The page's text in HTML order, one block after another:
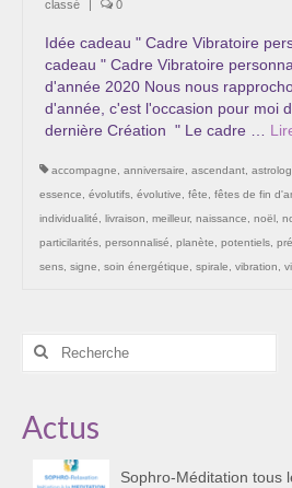
Nadine-Sarah Penna
Qui suis je ?
Mon cursus d’évolution
Témoignages
Calendrier
Sophro-Méditation tous les
Cursus « Le chemin par la
Prendre contact
Bertrand Thomas,
classé
| 0
Idée cadeau " Cadre Vibratoire
cadeau " Cadre Vibratoire
d'année 2020 Nous nous
d'année, c'est l'occasion pour moi
dernière Création " Le cadre …
accompagne anniversaire ascendant
essence
évolutifs évolutive fête fêtes de fin
individualité
livraison meilleur, naissance noël
particilarités personnalisé planète potentiels
sens signe soin énergétique spirale vibration
Rechercher
Actus
Sophro-Méditation tous